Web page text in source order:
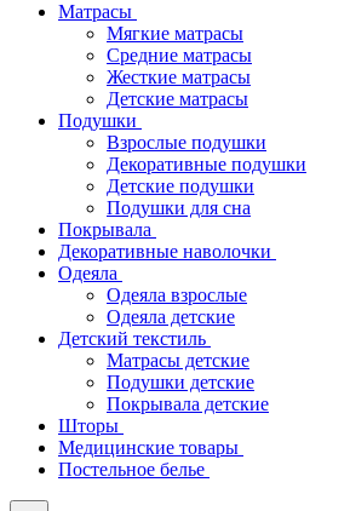
Матрасы
Мягкие матрасы
Средние матрасы
Жесткие матрасы
Детские матрасы
Подушки
Взрослые подушки
Декоративные подушки
Детские подушки
Подушки для сна
Покрывала
Декоративные наволочки
Одеяла
Одеяла взрослые
Одеяла детские
Детский текстиль
Матрасы детские
Подушки детские
Покрывала детские
Шторы
Медицинские товары
Постельное белье